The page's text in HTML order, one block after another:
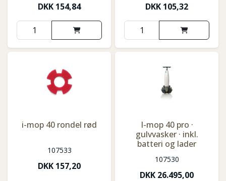
DKK 154,84 DKK 105,32
i-mop 40 rondel rød
107533
DKK 157,20
I-mop 40 pro ·
gulvvasker · inkl.
batteri og lader
107530
DKK 26.495,00